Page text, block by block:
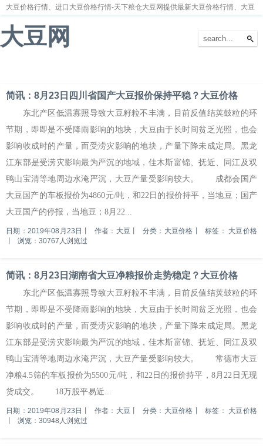
大豆价格行情、进口大豆价格行情-天下粮仓大豆网提供最新大豆价格行情、大豆
大豆网
简讯：8月23日四川省国产大豆报价保持平稳？大豆价格
东北产区低温寡照导致大豆籽粒不丰满，目前反值结荚鼓粒的环
节期，即即是不受降雨影响的地块，大豆由于长时间贫乏光照，也会
影响收成时的产量，而受涝灾影响的地块，产量下降未成定局。黑龙
江东部是受涝灾影响最为严沉的地域，佳木斯富锦、抚近、同江及双
鸭山宝清等地周边水淹严沉，大豆产量受影响较大。 成都会国产
大豆国产的车板报价为4860元/吨，和22日的报价持平，当地豆；国产
大豆国产的停报，当地豆；8月22...
日期：2019年08月23日 作者：大豆 分类：大豆价格 标签： 大豆价格
浏览：30767人浏览过
简讯：8月23日湖南省大豆净粮报价走势稳定？大豆价格
东北产区低温寡照导致大豆籽粒不丰满，目前反值结荚鼓粒的环
节期，即即是不受降雨影响的地块，大豆由于长时间贫乏光照，也会
影响收成时的产量，而受涝灾影响的地块，产量下降未成定局。黑龙
江东部是受涝灾影响最为严沉的地域，佳木斯富锦、抚近、同江及双
鸭山宝清等地周边水淹严沉，大豆产量受影响较大。 常德市大豆
净粮4.5筛的车板报价为5500元/吨，和22日的报价持平，8月22日无现
货成交。 18万股平易近...
日期：2019年08月23日 作者：大豆 分类：大豆价格 标签： 大豆价格
浏览：30948人浏览过